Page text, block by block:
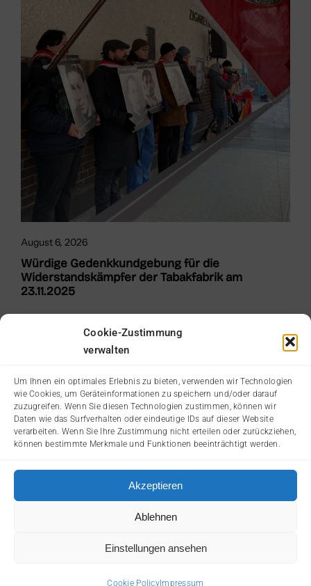
Cookie-Zustimmung
verwalten
Um Ihnen ein optimales Erlebnis zu bieten, verwenden wir Technologien
wie Cookies, um Geräteinformationen zu speichern und/oder darauf
zuzugreifen. Wenn Sie diesen Technologien zustimmen, können wir
Daten wie das Surfverhalten oder eindeutige IDs auf dieser Website
verarbeiten. Wenn Sie Ihre Zustimmung nicht erteilen oder zurückziehen,
können bestimmte Merkmale und Funktionen beeinträchtigt werden.
Akzeptieren
Ablehnen
Einstellungen ansehen
Cookie Policy Impressum
August 6, 2026
Würdige Gedenkkundgebung für die
Widerstandskämpfer der Tabakfabrik am
23.11.2025
© 2026: Landesverband Oberösterreich der
AntifaschistInnen, WiderstandskämpferInnen und Opfer des
Faschismus (KZ-Verband/VdA OÖ), Weissenwolffstraße
office@kzverband-ooe.at